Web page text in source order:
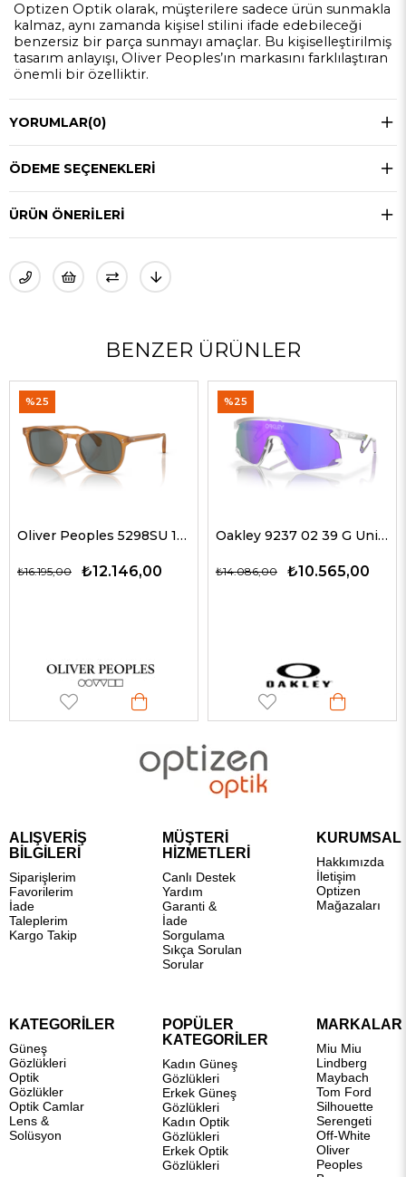
Optizen Optik olarak, müşterilere sadece ürün sunmakla
kalmaz, aynı zamanda kişisel stilini ifade edebileceği
benzersiz bir parça sunmayı amaçlar. Bu kişiselleştirilmiş
tasarım anlayışı, Oliver Peoples’ın markasını farklılaştıran
önemli bir özelliktir.
YORUMLAR(0)
ÖDEME SEÇENEKLERI
ÜRÜN ÖNERILERI
BENZER ÜRÜNLER
Oliver Peoples 5298SU 1578W5 51 G Unisex Güneş Gözlükleri
₺12.146,00
₺16.195,00
%25
Oakley 9237 02 39 G Unisex Güneş Gözlükleri
₺10.565,00
₺14.086,00
%25
ALIŞVERİŞ
BİLGİLERİ
Siparişlerim
Favorilerim
İade
Taleplerim
Kargo Takip
MÜŞTERİ
HİZMETLERİ
Canlı Destek
Yardım
Garanti &
İade
Sorgulama
Sıkça Sorulan
Sorular
KURUMSAL
Hakkımızda
İletişim
Optizen
Mağazaları
KATEGORİLER
Güneş
Gözlükleri
Optik
Gözlükler
Optik Camlar
Lens &
Solüsyon
POPÜLER
KATEGORİLER
Kadın Güneş
Gözlükleri
Erkek Güneş
Gözlükleri
Kadın Optik
Gözlükleri
Erkek Optik
Gözlükleri
MARKALAR
Miu Miu
Lindberg
Maybach
Tom Ford
Silhouette
Serengeti
Off-White
Oliver
Peoples